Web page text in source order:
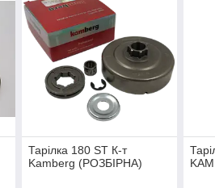
Тарілка 180 ST К-т
Kamberg (РОЗБІРНА)